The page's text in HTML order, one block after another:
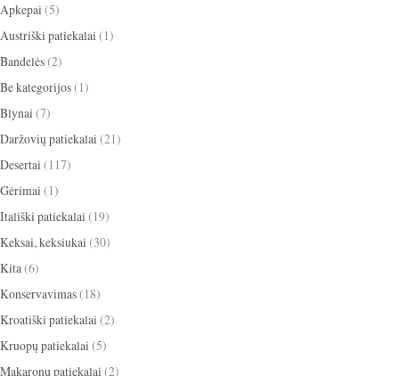
Apkepai (5)
Austriški patiekalai (1)
Bandelės(2)
Be kategorijos(1)
Blynai (7)
Daržovių patiekalai (21)
Desertai (117)
Gėrimai (1)
Itališki patiekalai (19)
Keksai, keksiukai (30)
Kita(6)
Konservavimas(18)
Kroatiški patiekalai (2)
Kruopų patiekalai (5)
Makaronų patiekalai (2)